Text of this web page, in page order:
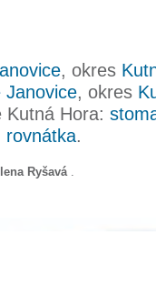
, okres
Janovice, okres
Kutná Hora:
rovnátka.
Ryšavá .